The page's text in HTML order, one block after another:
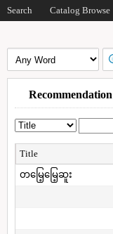
Search Catalog Browse
Title
တမြေ့မြေ့ဆူး